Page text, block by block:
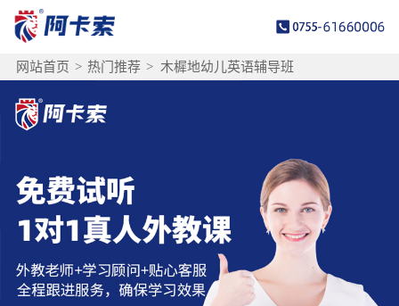
网站首页 > 热门推荐 > 木樨地幼儿英语辅导班